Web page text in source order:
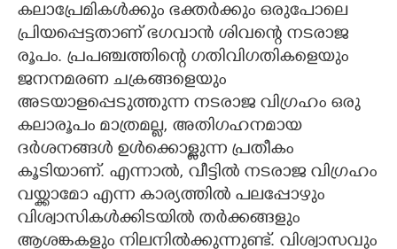
LITERATURE
ZOOM
CONTACT US
കലാപ്രേമികൾക്കും ഭക്തർക്കും ഒരുപോലെ
പ്രിയപ്പെട്ടതാണ് ഭഗവാൻ ശിവന്റെ നടരാജ
രൂപം. പ്രപഞ്ചത്തിന്റെ ഗതിവിഗതികളെയും
ജനനമരണ ചക്രങ്ങളെയും
അടയാളപ്പെടുത്തുന്ന നടരാജ വിഗ്രഹം ഒരു
കലാരൂപം മാത്രമല്ല, അതിഗഹനമായ
ദർശനങ്ങൾ ഉൾക്കൊള്ളുന്ന പ്രതീകം
കൂടിയാണ്. എന്നാൽ, വീട്ടിൽ നടരാജ വിഗ്രഹം
വയ്ക്കാമോ എന്ന കാര്യത്തിൽ പലപ്പോഴും
വിശ്വാസികൾക്കിടയിൽ തർക്കങ്ങളും
ആശങ്കകളും നിലനിൽക്കുന്നുണ്ട്. വിശ്വാസവും